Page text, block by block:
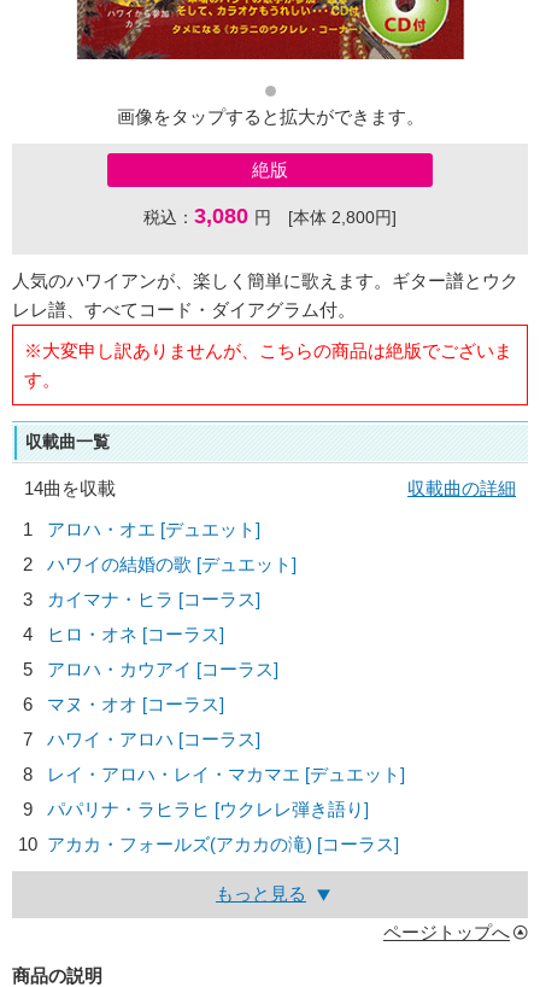
画像をタップすると拡大ができます。
絶版
税込： 3,080 円 [本体 2,800円]
人気のハワイアンが、楽しく簡単に歌えます。ギター譜とウク
レレ譜、すべてコード・ダイアグラム付。
※大変申し訳ありませんが、こちらの商品は絶版でございま
す。
収載曲一覧
14曲を収載
収載曲の詳細
1
アロハ・オエ [デュエット]
2
ハワイの結婚の歌 [デュエット]
3
カイマナ・ヒラ [コーラス]
4
ヒロ・オネ [コーラス]
5
アロハ・カウアイ [コーラス]
6
マヌ・オオ [コーラス]
7
ハワイ・アロハ [コーラス]
8
レイ・アロハ・レイ・マカマエ [デュエット]
9
パパリナ・ラヒラヒ [ウクレレ弾き語り]
10 アカカ・フォールズ(アカカの滝) [コーラス]
もっと見る
ページトップへ
商品の説明